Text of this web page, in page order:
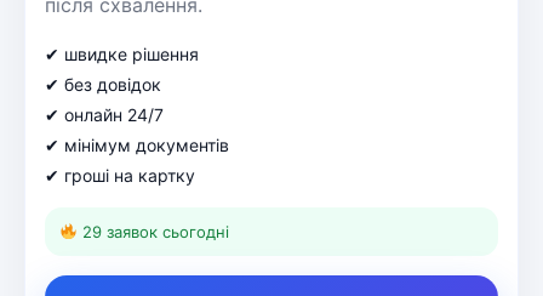
після схвалення.
✔ швидке рішення
✔ без довідок
✔ онлайн 24/7
✔ мінімум документів
✔ гроші на картку
29 заявок сьогодні